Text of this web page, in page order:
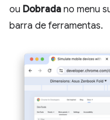
ou Dobrada no menu
barra de ferramentas.